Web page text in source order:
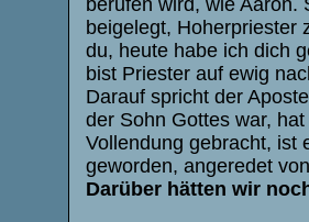
beigelegt, Hoherpriester
du, heute habe ich dich
bist Priester auf ewig
Darauf spricht der
der Sohn Gottes war,
Vollendung gebracht, ist
geworden, angeredet
Darüber hätten wir